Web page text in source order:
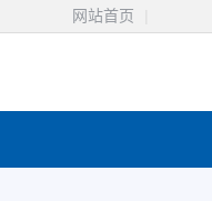
网站首页